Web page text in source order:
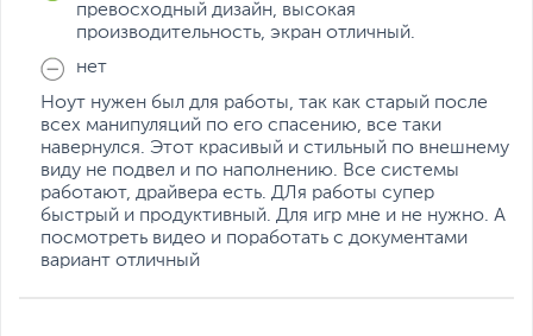
превосходный дизайн, высокая
производительность, экран отличный.
нет
Ноут нужен был для работы, так как старый после
всех манипуляций по его спасению, все таки
навернулся. Этот красивый и стильный по внешнему
виду не подвел и по наполнению. Все системы
работают, драйвера есть. ДЛя работы супер
быстрый и продуктивный. Для игр мне и не нужно. А
посмотреть видео и поработать с документами
вариант отличный